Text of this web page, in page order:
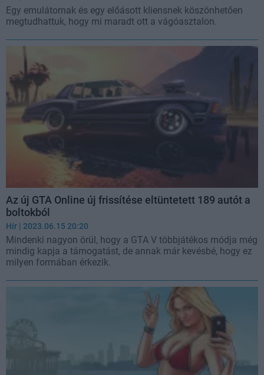
Egy emulátornak és egy előásott kliensnek köszönhetően
megtudhattuk, hogy mi maradt ott a vágóasztalon.
Az új GTA Online új frissítése eltüntetett 189 autót a
boltokból
Hír | 2023.06.15 20:20
Mindenki nagyon örül, hogy a GTA V többjátékos módja még
mindig kapja a támogatást, de annak már kevésbé, hogy ez
milyen formában érkezik.